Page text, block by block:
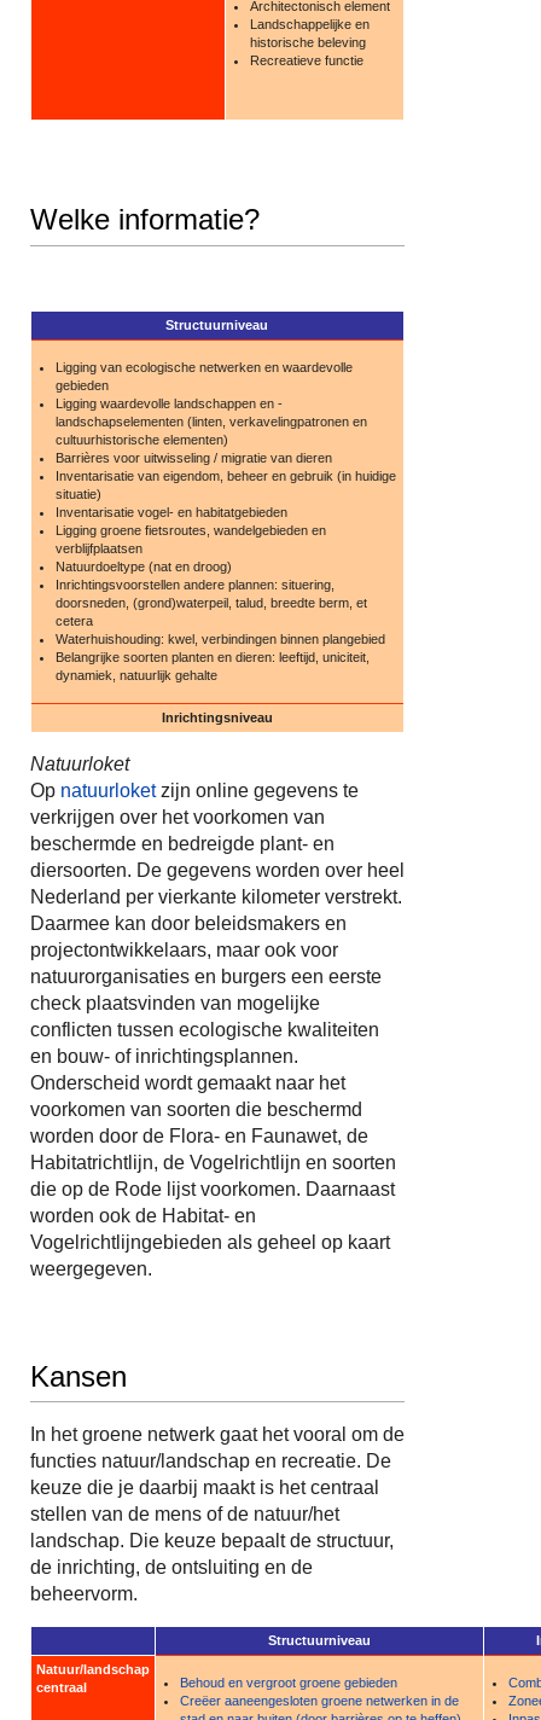
Architectonisch element
Landschappelijke en
historische beleving
Recreatieve functie
Welke informatie?
Structuurniveau
Ligging van ecologische netwerken en waardevolle
gebieden
Ligging waardevolle landschappen en -
landschapselementen (linten, verkavelingpatronen en
cultuurhistorische elementen)
Barrières voor uitwisseling / migratie van dieren
Inventarisatie van eigendom, beheer en gebruik (in huidige
situatie)
Inventarisatie vogel- en habitatgebieden
Ligging groene fietsroutes, wandelgebieden en
verblijfplaatsen
Natuurdoeltype (nat en droog)
Inrichtingsvoorstellen andere plannen: situering,
doorsneden, (grond)waterpeil, talud, breedte berm, et
cetera
Waterhuishouding: kwel, verbindingen binnen plangebied
Belangrijke soorten planten en dieren: leeftijd, uniciteit,
dynamiek, natuurlijk gehalte
Inrichtingsniveau
Natuurloket
Op natuurloketzijn online gegevens te
verkrijgen over het voorkomen van
beschermde en bedreigde plant- en
diersoorten. De gegevens worden over heel
Nederland per vierkante kilometer verstrekt.
Daarmee kan door beleidsmakers en
projectontwikkelaars, maar ook voor
natuurorganisaties en burgers een eerste
check plaatsvinden van mogelijke
conflicten tussen ecologische kwaliteiten
en bouw- of inrichtingsplannen.
Onderscheid wordt gemaakt naar het
voorkomen van soorten die beschermd
worden door de Flora- en Faunawet, de
Habitatrichtlijn, de Vogelrichtlijn en soorten
die op de Rode lijst voorkomen. Daarnaast
worden ook de Habitat- en
Vogelrichtlijngebieden als geheel op kaart
weergegeven.
Kansen
In het groene netwerk gaat het vooral om de
functies natuur/landschap en recreatie. De
keuze die je daarbij maakt is het centraal
stellen van de mens of de natuur/het
landschap. Die keuze bepaalt de structuur,
de inrichting, de ontsluiting en de
beheervorm.
Structuurniveau
Natuur/landschap
centraal
Behoud en vergroot groene gebieden
Creëer aaneengesloten groene netwerken in de